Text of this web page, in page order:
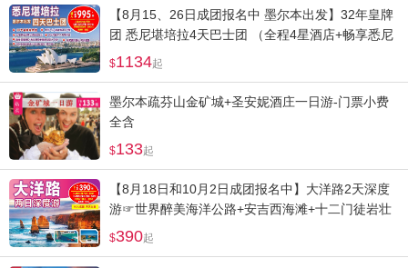
【8月15、26日成团报名中 墨尔本出发】32年皇牌
团 悉尼堪培拉4天巴士团 （全程4星酒店+畅享悉尼
歌剧院+情人港+邦迪海滩浪漫风情）
1134起
墨尔本疏芬山金矿城+圣安妮酒庄一日游-门票小费
全含
133起
【8月18日和10月2日成团报名中】大洋路2天深度
游☞世界醉美海洋公路+安吉西海滩+十二门徒岩壮
观日出+小红帽灯塔
390起